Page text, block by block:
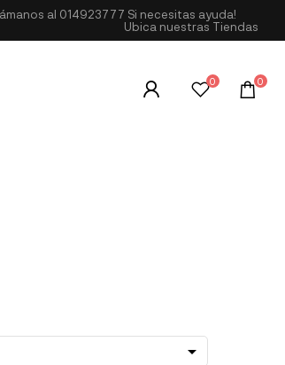
al 014923777 Si necesitas ayuda!
Ubica nuestras Tiendas
0 0
